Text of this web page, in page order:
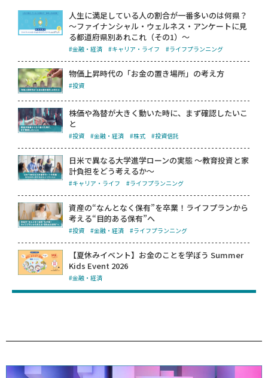
人生に満足している人の割合が一番多いのは何県？
～ファイナンシャル・ウェルネス・アンケートに見
る都道府県別あれこれ（その1）～
#金融・経済 #キャリア・ライフ #ライフプランニング
物価上昇時代の「お金の置き場所」の考え方
#投資
株価や為替が大きく動いた時に、まず確認したいこ
と
#投資 #金融・経済 #株式 #投資信託
日米で異なる大学進学ローンの実態 ～教育投資と家
計負担をどう考えるか～
#キャリア・ライフ #ライフプランニング
資産の“なんとなく保有”を卒業！ライフプランから
考える“目的ある保有”へ
#投資 #金融・経済 #ライフプランニング
【夏休みイベント】お金のことを学ぼう Summer
Kids Event 2026
#金融・経済